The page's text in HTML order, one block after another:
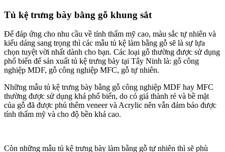
Tủ kệ trưng bày bằng gỗ khung sắt
Để đáp ứng cho nhu cầu về tính thẩm mỹ cao, màu sắc tự nhiên và
kiểu dáng sang trọng thì các mẫu tủ kệ làm bằng gỗ sẽ là sự lựa
chọn tuyệt vời nhất dành cho bạn. Các loại gỗ thường được sử dụng
phổ biến để sản xuất tủ kệ trưng bày tại Tây Ninh là: gỗ công
nghiệp MDF, gỗ công nghiệp MFC, gỗ tự nhiên.
Những mẫu tủ kệ trưng bày bằng gỗ công nghiệp MDF hay MFC
thường được sử dụng khá phổ biến, do có giá thành rẻ và bề mặt
của gỗ đã được phủ thêm veneer và Acrylic nên vẫn đảm bảo được
tính thẩm mỹ và cho độ bền khá cao.
Còn những mẫu tủ kệ trưng bày làm bằng gỗ tự nhiên thì sẽ phù